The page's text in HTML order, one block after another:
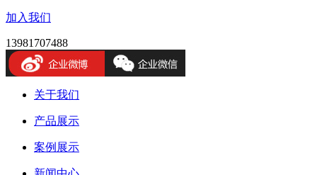
加入我们
13981707488
关于我们
产品展示
案例展示